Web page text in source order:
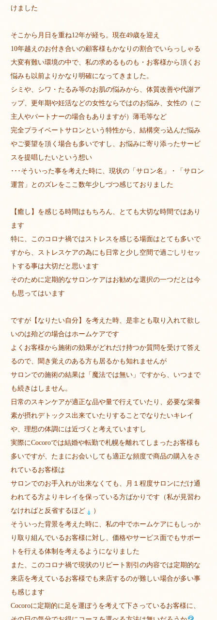
けました
そこから月日を重ね12年が経ち。現在49歳を迎え
10年越えのお付き合いの顧客様もかなりの割合でいらっしゃる
大変有難い環境の中で、私の求めるものも・お客様から頂くお
悩みも以前よりかなり明確になってきました。
シミや、シワ・たるみ等のお肌の悩みから、体質改善や代謝ア
ップ、更年期や妊活などの女性ならではのお悩み、女性の（ご
主人やパートナーの場合もありますが）薄毛等など
完全プライベートサロンという特性から、結構突っ込んだ悩み
やご要望を頂く場合も多いですし、お悩みに寄り添ったサービ
スを提唱したいという想い
･･･そういった事を考えた時に、現状の「サロン名」・「サロン
運営」とのズレをここ数年少しづつ感じておりました
【癒し】を感じる時間はもちろん、とても大切な時間ではあり
ます
特に、このコロナ禍ではストレスを感じる場面はとても多いで
すから、ストレスケアの為にも日常と少し空間で過ごしリセッ
トする事は大切だと思います
そのために定期的なサロンケアはお勧めな選択の一つだとは今
も思ってはいます
ですが【なりたい自分】を考えた時、是非とも取り入れて欲し
いのは殆どの場合はホームケアです
よくお客様から施術の効果がどれだけ持つか質問を受けて答え
るので、聞き覚えのある方も居るかも知れませんが
サロンでの施術の結果は「魔法では無い」ですから、いつまで
も続きはしません。
日常のスキンケアが適正な品や量で行えていたり、必要な栄養
素が摂れデトックス出来ていたりすることでなりたいキレイ
や、理想の体調には近づくと考えていますし
実際にCocoroでは結婚や転勤で札幌を離れてしまったお客様も
多いですが、たまにお会いしても適正な頻度で商品の購入をさ
れているお客様は
サロンでのお手入れが出来なくても、月１程度サロンにだけ通
われてる方よりキレイを保っている方ばかりです（私が見習わ
なければと反省するほど
）
そういった背景を考えた時に、私の中でホームケアにもしっか
り取り組んでいるお客様に対し、価格やサービス面でもサポー
トを行える体制を考えるようになりました
また、このコロナ禍で現状のリピート割引の内容では定期的な
来店を考えているお客様でも来店するのが難しい場合が多い事
も感じます
Cocoroに定期的に足を運ぼうを考えて下さっているお客様に、